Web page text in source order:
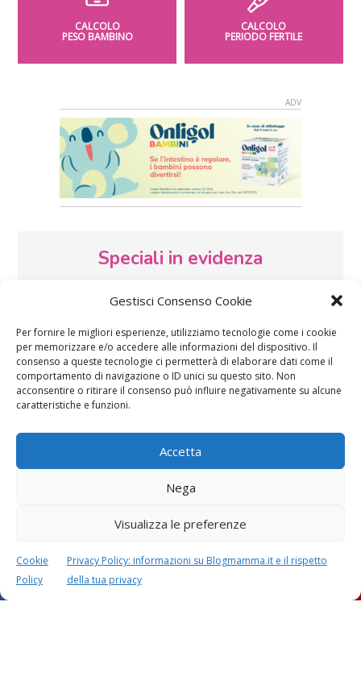
Gestisci Consenso Cookie
Per fornire le migliori esperienze, utilizziamo tecnologie come i cookie
per memorizzare e/o accedere alle informazioni del dispositivo. Il
consenso a queste tecnologie ci permetterà di elaborare dati come il
comportamento di navigazione o ID unici su questo sito. Non
acconsentire o ritirare il consenso può influire negativamente su alcune
caratteristiche e funzioni.
Accetta
Nega
Visualizza le preferenze
Cookie
Policy
Privacy Policy: informazioni su Blogmamma.it e il rispetto
della tua privacy
CALCOLO
PESO BAMBINO
CALCOLO
PERIODO FERTILE
Speciali in evidenza
Vaccini SOS Pediatra
Festa della mamma:
d’auguri, filastrocche
Le settimane di